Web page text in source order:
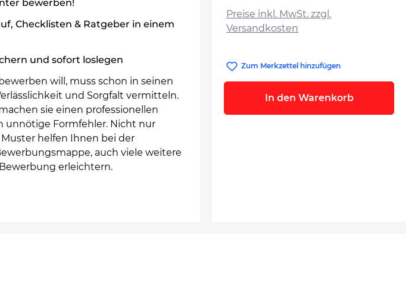
bewerben!
Checklisten & Ratgeber in einem
und sofort loslegen
will, muss schon in seinen
und Sorgfalt vermitteln.
sie einen professionellen
unnötige Formfehler. Nicht nur
helfen Ihnen bei der
auch viele weitere
erleichtern.
Preise inkl. MwSt. zzgl.
Versandkosten
Zum Merkzettel hinzufügen
In den Warenkorb